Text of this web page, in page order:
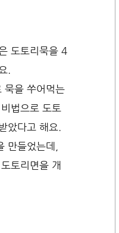
도토리묵을 4
.
묵을 쑤어먹는
법으로 도토
았다고 해요.
만들었는데,
토리면을 개